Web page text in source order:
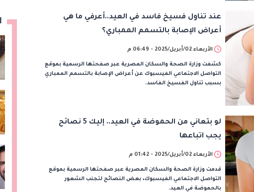
عند تناول فسيخ فاسد في العيد..أعرفي ما هي
أعراض الإصابة بالتسمم الممباري؟
الأربعاء 02/أبريل/2025 - 06:49 م
كشفت وزارة الصحة والسكان المصرية عبر صفحتها الرسمية بموقع
التواصل الاجتماعي الفيسبوك عن أعراض الإصابة بالتسمم الممباري
بسبب تناول الفسيخ الفاسد.
لو بتعاني من الحموضة في العيد.. إليك 5 نصائح
يجب اتباعها
الأربعاء 02/أبريل/2025 - 01:42 م
قدمت وزارة الصحة والسكان المصرية عبر صفحتها الرسمية بموقع
التواصل الاجتماعي الفيسبوك، بعض النصائح لتجنب الشعور
بالحموضة في العيد.